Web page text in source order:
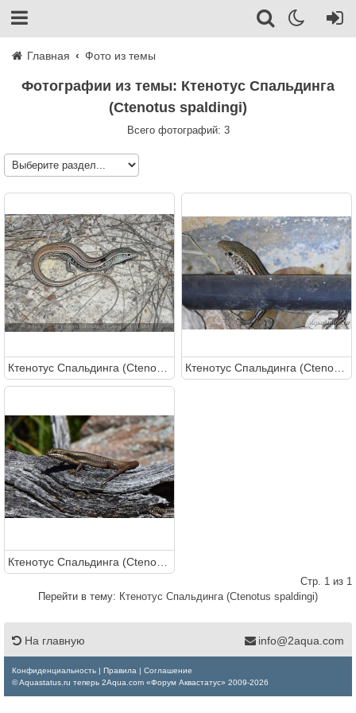
Главная Фото из темы
Фотографии из темы: Ктенотус Спальдинга
(Ctenotus spaldingi)
Всего фотографий: 3
Стр. 1 из 1
Перейти в тему: Ктенотус Спальдинга (Ctenotus spaldingi)
На главную info@2aqua.com
Конфиденциальность | Правила | Соглашение
© Aquastatus.ru теперь 2Aqua.com «Форум Аквастатус» 2009-2026